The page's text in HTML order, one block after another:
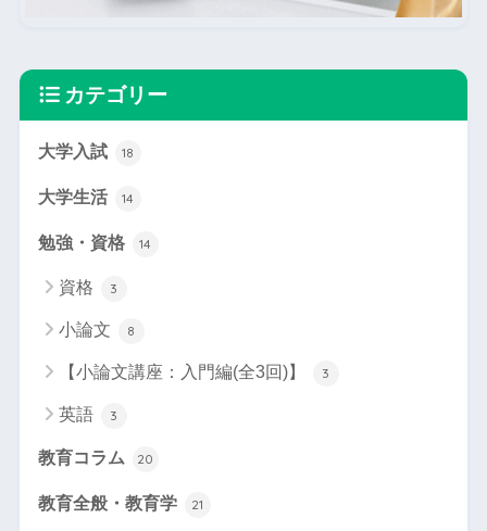
カテゴリー
大学入試 18
大学生活 14
勉強・資格 14
資格 3
小論文 8
【小論文講座：入門編(全3回)】 3
英語 3
教育コラム 20
教育全般・教育学 21